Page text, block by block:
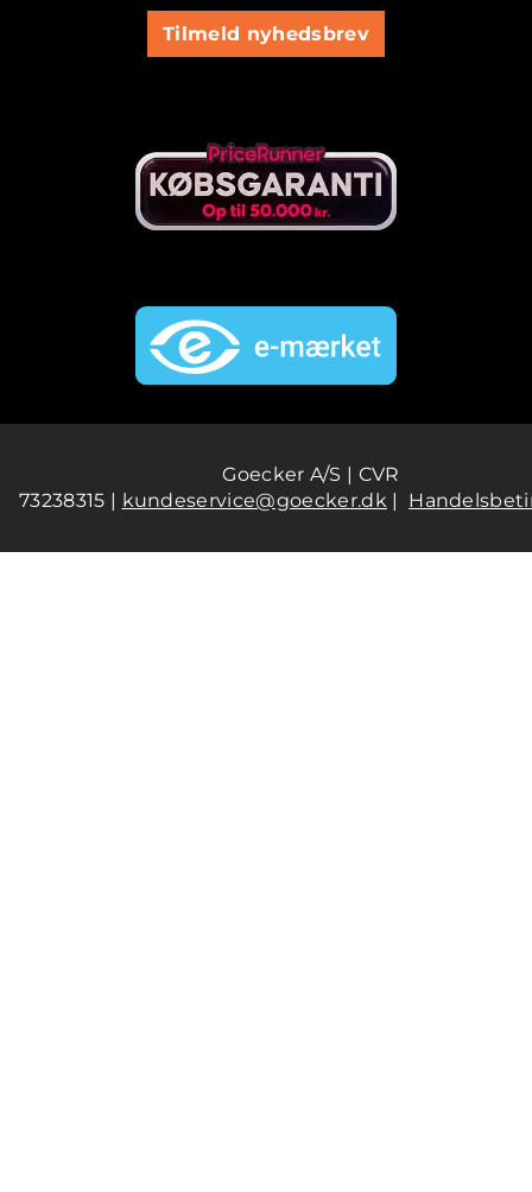
Tilmeld nyhedsbrev
Goecker A/S | CVR
73238315 | kundeservice@goecker.dk |